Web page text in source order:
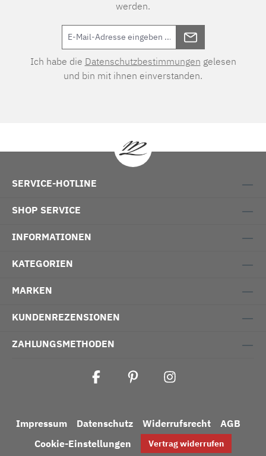
werden.
Ich habe die Datenschutzbestimmungen gelesen
und bin mit ihnen einverstanden.
SERVICE-HOTLINE
SHOP SERVICE
INFORMATIONEN
KATEGORIEN
MARKEN
KUNDENREZENSIONEN
ZAHLUNGSMETHODEN
Impressum Datenschutz Widerrufsrecht
AGB
Cookie-Einstellungen
Vertrag widerrufen